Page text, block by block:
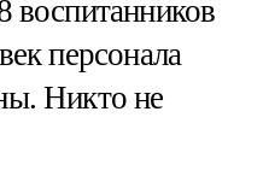
воспитанников
персонала
Никто не